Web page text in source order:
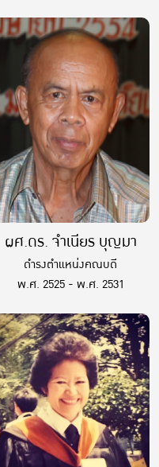
ผศ.ดร. จำเนียร บุญมา
ดำรงตำแหน่งคณบดี
พ.ศ. 2525 - พ.ศ. 2531